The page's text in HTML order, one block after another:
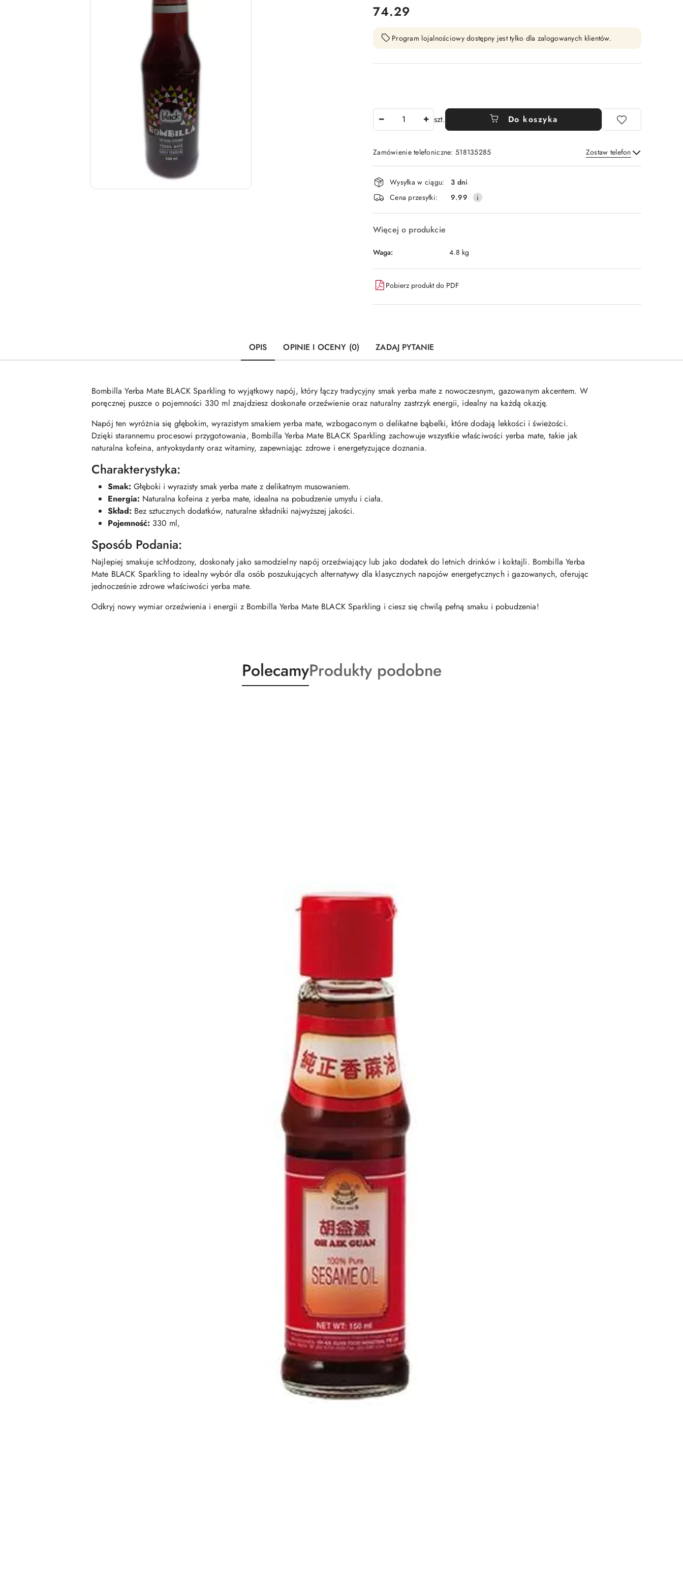
cena:
74.29
Program lojalnościowy dostępny jest tylko dla zalogowanych klientów.
szt. Do koszyka
Zamówienie telefoniczne: 518135285 Zostaw telefon
Wyślij
Dostępność
i
dostawa
Wysyłka w ciągu:
3 dni
Cena przesyłki:
9.99
Więcej o produkcie
Waga: 4.8 kg
Pobierz produkt do PDF
OPIS OPINIE I OCENY (0) ZADAJ PYTANIE
Bombilla Yerba Mate BLACK Sparkling to wyjątkowy napój, który łączy tradycyjny smak yerba mate z nowoczesnym, gazowanym akcentem. W
poręcznej puszce o pojemności 330 ml znajdziesz doskonałe orzeźwienie oraz naturalny zastrzyk energii, idealny na każdą okazję.
Napój ten wyróżnia się głębokim, wyrazistym smakiem yerba mate, wzbogaconym o delikatne bąbelki, które dodają lekkości i świeżości.
Dzięki starannemu procesowi przygotowania, Bombilla Yerba Mate BLACK Sparkling zachowuje wszystkie właściwości yerba mate, takie jak
naturalna kofeina, antyoksydanty oraz witaminy, zapewniając zdrowe i energetyzujące doznania.
Charakterystyka:
Smak: Głęboki i wyrazisty smak yerba mate z delikatnym musowaniem.
Energia: Naturalna kofeina z yerba mate, idealna na pobudzenie umysłu i ciała.
Skład: Bez sztucznych dodatków, naturalne składniki najwyższej jakości.
Pojemność: 330 ml,
Sposób Podania:
Najlepiej smakuje schłodzony, doskonały jako samodzielny napój orzeźwiający lub jako dodatek do letnich drinków i koktajli. Bombilla Yerba
Mate BLACK Sparkling to idealny wybór dla osób poszukujących alternatywy dla klasycznych napojów energetycznych i gazowanych, oferując
jednocześnie zdrowe właściwości yerba mate.
Odkryj nowy wymiar orzeźwienia i energii z Bombilla Yerba Mate BLACK Sparkling i ciesz się chwilą pełną smaku i pobudzenia!
Produkty
o
PolecamyProdukty
o
Produkty podobne